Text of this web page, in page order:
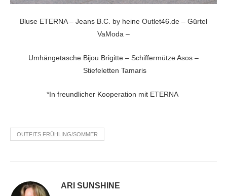
Bluse ETERNA – Jeans B.C. by heine Outlet46.de – Gürtel
VaModa –
Umhängetasche Bijou Brigitte – Schiffermütze Asos –
Stiefeletten Tamaris
*In freundlicher Kooperation mit ETERNA
OUTFITS FRÜHLING/SOMMER
ARI SUNSHINE